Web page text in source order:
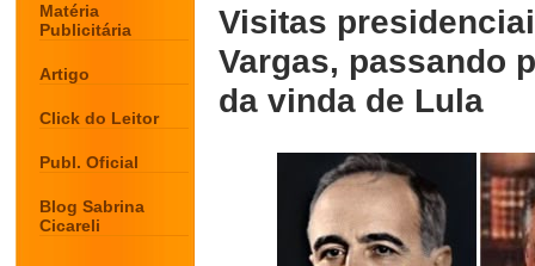
Matéria
Publicitária
Artigo
Click do Leitor
Publ. Oficial
Blog Sabrina
Cicareli
Visitas
Vargas, passando
da vinda de Lula